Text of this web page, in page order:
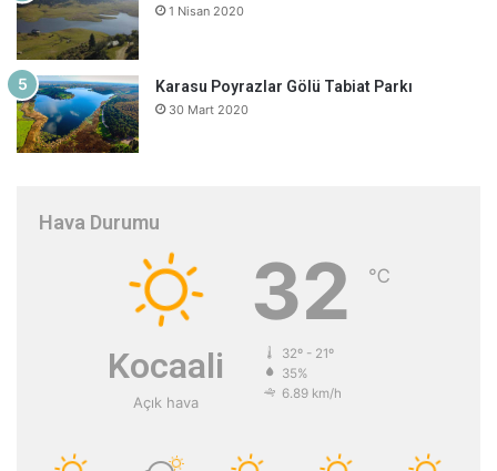
1 Nisan 2020
Karasu Poyrazlar Gölü Tabiat Parkı
30 Mart 2020
Hava Durumu
Kocaali
Açık hava
32 ℃
32º - 21º
35%
6.89 km/h